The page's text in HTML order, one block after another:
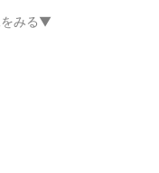
みる▼